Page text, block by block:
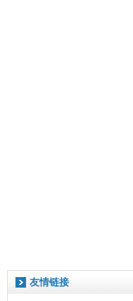
友情链接